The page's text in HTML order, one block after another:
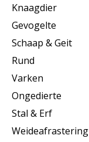
Knaagdier
Gevogelte
Schaap & Geit
Rund
Varken
Ongedierte
Stal & Erf
Weideafrastering